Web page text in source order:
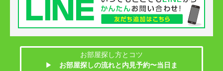
お部屋探し方とコツ
▶
お部屋探しの流れと内見予約〜当日ま